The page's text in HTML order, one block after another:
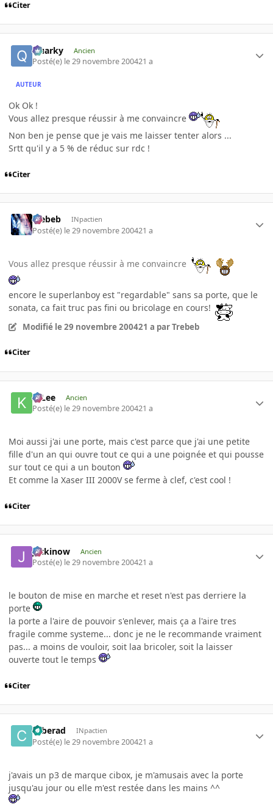
Citer
Quarky Ancien
Posté(e) le 29 novembre 200421 a
AUTEUR
Ok Ok !
Vous allez presque réussir à me convaincre
Non ben je pense que je vais me laisser tenter alors ...
Srtt qu'il y a 5 % de réduc sur rdc !
Citer
Trebeb INpactien
Posté(e) le 29 novembre 200421 a
Vous allez presque réussir à me convaincre
encore le superlanboy est "regardable" sans sa porte, que le
sonata, ca fait truc pas fini ou bricolage en cours!
Modifié le 29 novembre 200421 a par Trebeb
Citer
K-Lee Ancien
Posté(e) le 29 novembre 200421 a
Moi aussi j'ai une porte, mais c'est parce que j'ai une petite
fille d'un an qui ouvre tout ce qui a une poignée et qui pousse
sur tout ce qui a un bouton
Et comme la Xaser III 2000V se ferme à clef, c'est cool !
Citer
jackinow Ancien
Posté(e) le 29 novembre 200421 a
le bouton de mise en marche et reset n'est pas derriere la
porte
la porte a l'aire de pouvoir s'enlever, mais ça a l'aire tres
fragile comme systeme... donc je ne le recommande vraiment
pas... a moins de vouloir, soit laa bricoler, soit la laisser
ouverte tout le temps
Citer
cyberad INpactien
Posté(e) le 29 novembre 200421 a
j'avais un p3 de marque cibox, je m'amusais avec la porte
jusqu'au jour ou elle m'est restée dans les mains ^^